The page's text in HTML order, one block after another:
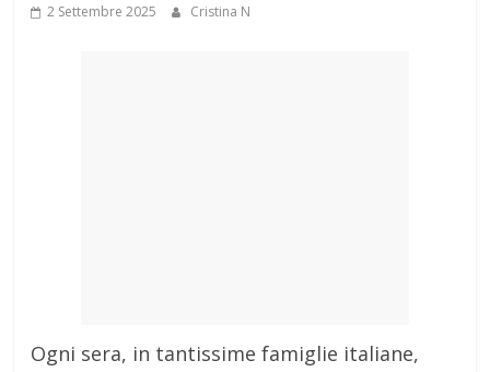
2 Settembre 2025 Cristina N
Ogni sera, in tantissime famiglie italiane,